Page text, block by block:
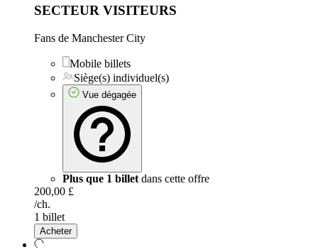
SECTEUR VISITEURS
Fans de Manchester City
Mobile billets
Siège(s) individuel(s)
Vue dégagée
Plus que 1 billet dans cette offre
200,00 £
/ch.
1 billet
Acheter